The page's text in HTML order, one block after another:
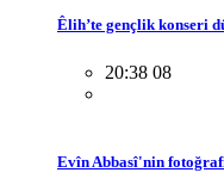
Êlih’te gençlik konseri
20:38 08
Evîn Abbasî'nin